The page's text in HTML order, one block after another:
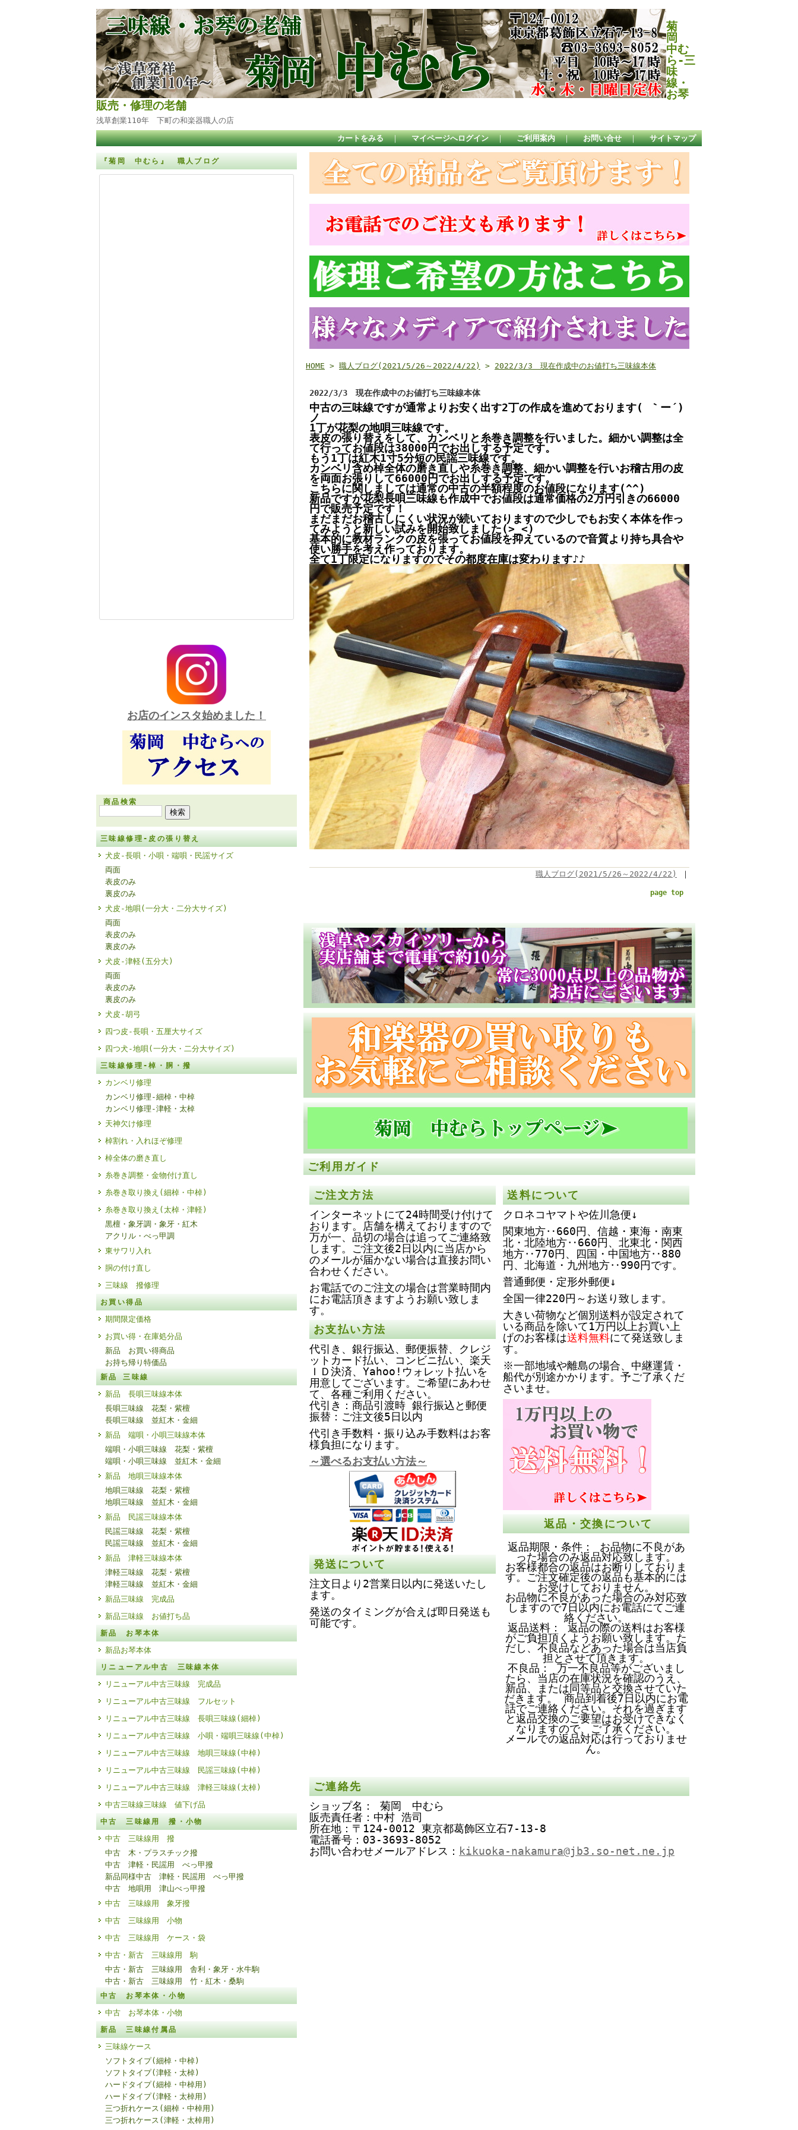
菊
岡
中む
ら-三
味
線・
お琴
販売・修理の老舗
浅草創業110年 下町の和楽器職人の店
カートをみる ｜ マイページへログイン ｜ ご利用案内 ｜ お問い合せ ｜ サイトマップ
『菊岡 中むら』 職人ブログ
お店のインスタ始めました！
商品検索
三味線修理-皮の張り替え
犬皮-長唄・小唄・端唄・民謡サイズ
両面
表皮のみ
裏皮のみ
犬皮-地唄(一分大・二分大サイズ)
両面
表皮のみ
裏皮のみ
犬皮-津軽(五分大)
両面
表皮のみ
裏皮のみ
犬皮-胡弓
四つ皮-長唄・五厘大サイズ
四つ犬-地唄(一分大・二分大サイズ)
三味線修理-棹・胴・撥
カンベリ修理
カンベリ修理-細棹・中棹
カンベリ修理-津軽・太棹
天神欠け修理
棹割れ・入れほぞ修理
棹全体の磨き直し
糸巻き調整・金物付け直し
糸巻き取り換え(細棹・中棹)
糸巻き取り換え(太棹・津軽)
黒檀・象牙調・象牙・紅木
アクリル・べっ甲調
東サワリ入れ
胴の付け直し
三味線 撥修理
お買い得品
期間限定価格
お買い得・在庫処分品
新品 お買い得商品
お持ち帰り特価品
新品 三味線
新品 長唄三味線本体
長唄三味線 花梨・紫檀
長唄三味線 並紅木・金細
新品 端唄・小唄三味線本体
端唄・小唄三味線 花梨・紫檀
端唄・小唄三味線 並紅木・金細
新品 地唄三味線本体
地唄三味線 花梨・紫檀
地唄三味線 並紅木・金細
新品 民謡三味線本体
民謡三味線 花梨・紫檀
民謡三味線 並紅木・金細
新品 津軽三味線本体
津軽三味線 花梨・紫檀
津軽三味線 並紅木・金細
新品三味線 完成品
新品三味線 お値打ち品
新品 お琴本体
新品お琴本体
リニューアル中古 三味線本体
リニューアル中古三味線 完成品
リニューアル中古三味線 フルセット
リニューアル中古三味線 長唄三味線(細棹)
リニューアル中古三味線 小唄・端唄三味線(中棹)
リニューアル中古三味線 地唄三味線(中棹)
リニューアル中古三味線 民謡三味線(中棹)
リニューアル中古三味線 津軽三味線(太棹)
中古三味線三味線 値下げ品
中古 三味線用 撥・小物
中古 三味線用 撥
中古 木・プラスチック撥
中古 津軽・民謡用 べっ甲撥
新品同様中古 津軽・民謡用 べっ甲撥
中古 地唄用 津山べっ甲撥
中古 三味線用 象牙撥
中古 三味線用 小物
中古 三味線用 ケース・袋
中古・新古 三味線用 駒
中古・新古 三味線用 舎利・象牙・水牛駒
中古・新古 三味線用 竹・紅木・桑駒
中古 お琴本体・小物
中古 お琴本体・小物
新品 三味線付属品
三味線ケース
ソフトタイプ(細棹・中棹)
ソフトタイプ(津軽・太棹)
ハードタイプ(細棹・中棹用)
ハードタイプ(津軽・太棹用)
三つ折れケース(細棹・中棹用)
三つ折れケース(津軽・太棹用)
HOME > 職人ブログ(2021/5/26～2022/4/22) > 2022/3/3 現在作成中のお値打ち三味線本体
2022/3/3 現在作成中のお値打ち三味線本体
中古の三味線ですが通常よりお安く出す2丁の作成を進めております( ｀ー´)
ノ
1丁が花梨の地唄三味線です。
表皮の張り替えをして、カンベリと糸巻き調整を行いました。細かい調整は全
て行ってお値段は38000円でお出しする予定です。
もう1丁は紅木1寸5分短の民謡三味線です。
カンベリ含め棹全体の磨き直しや糸巻き調整、細かい調整を行いお稽古用の皮
を両面お張りして66000円でお出しする予定です。
こちらに関しましては通常の中古の半額程度のお値段になります(^^)
新品ですが花梨長唄三味線も作成中でお値段は通常価格の2万円引きの66000
円で販売予定です！
まだまだお稽古しにくい状況が続いておりますので少しでもお安く本体を作っ
てみようと新しい試みを開始致しました(>_<)
基本的に教材ランクの皮を張ってお値段を抑えているので音質より持ち具合や
使い勝手を考え作っております。
全て1丁限定になりますのでその都度在庫は変わります♪♪
職人ブログ(2021/5/26～2022/4/22) ｜
page top
ご利用ガイド
ご注文方法
インターネットにて24時間受け付けて
おります。店舗を構えておりますので
万が一、品切の場合は追ってご連絡致
します。ご注文後2日以内に当店から
のメールが届かない場合は直接お問い
合わせください。
お電話でのご注文の場合は営業時間内
にお電話頂きますようお願い致しま
す。
お支払い方法
代引き、銀行振込、郵便振替、クレジ
ットカード払い、コンビニ払い、楽天
ＩＤ決済、Yahoo!ウォレット払いを
用意してございます。ご希望にあわせ
て、各種ご利用ください。
代引き：商品引渡時 銀行振込と郵便
振替：ご注文後5日以内
代引き手数料・振り込み手数料はお客
様負担になります。
～選べるお支払い方法～
発送について
注文日より2営業日以内に発送いたし
ます。
発送のタイミングが合えば即日発送も
可能です。
送料について
クロネコヤマトや佐川急便↓
関東地方‥660円、信越・東海・南東
北・北陸地方‥660円、北東北・関西
地方‥770円、四国・中国地方‥880
円、北海道・九州地方‥990円です。
普通郵便・定形外郵便↓
全国一律220円～お送り致します。
大きい荷物など個別送料が設定されて
いる商品を除いて1万円以上お買い上
げのお客様は送料無料にて発送致しま
す。
※一部地域や離島の場合、中継運賃・
船代が別途かかります。予ご了承くだ
さいませ。
返品・交換について
返品期限・条件： お品物に不良があ
った場合のみ返品対応致します。
お客様都合の返品はお断りしておりま
す。ご注文確定後の返品も基本的には
お受けしておりません。
お品物に不良があった場合のみ対応致
しますので7日以内にお電話にてご連
絡ください。
返品送料： 返品の際の送料はお客様
がご負担頂くようお願い致します。た
だし、不良品などあった場合は当店負
担とさせて頂きます。
不良品： 万一不良品等がございまし
たら、当店の在庫状況を確認のうえ、
新品、または同等品と交換させていた
だきます。 商品到着後7日以内にお電
話でご連絡ください。それを過ぎます
と返品交換のご要望はお受けできなく
なりますので、ご了承ください。
メールでの返品対応は行っておりませ
ん。
ご連絡先
ショップ名： 菊岡 中むら
販売責任者：中村 浩司
所在地：〒124-0012 東京都葛飾区立石7-13-8
電話番号：03-3693-8052
お問い合わせメールアドレス： kikuoka-nakamura@jb3.so-net.ne.jp